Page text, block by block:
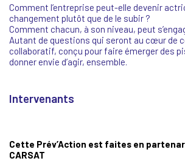
Comment l’entreprise peut-elle devenir
changement plutôt que de le subir ?
Comment chacun, à son niveau, peut
Autant de questions qui seront au cœur de
collaboratif, conçu pour faire émerger des
donner envie d’agir, ensemble.
Intervenants
Cette Prév’Action est faites en
CARSAT